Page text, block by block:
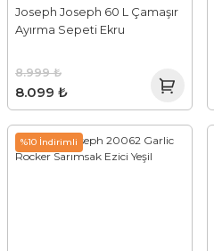
Joseph Joseph 60 L Çamaşır
Ayırma Sepeti Ekru
8.099 ₺
8.999 ₺
%10 İndirimli